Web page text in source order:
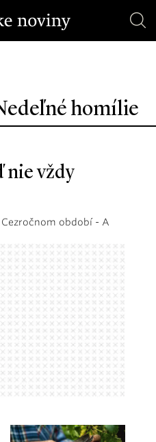
homílie
nie vždy
období - A